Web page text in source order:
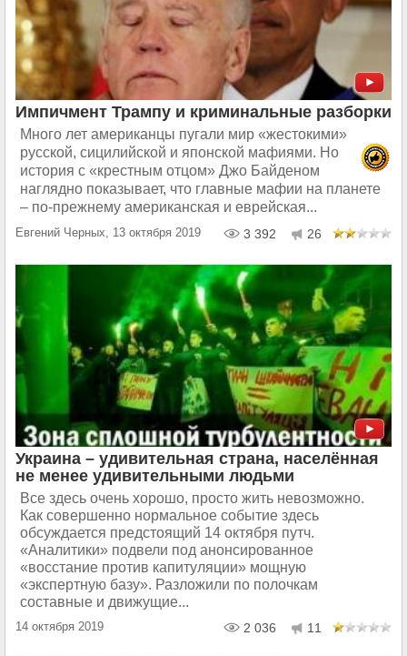
Импичмент Трампу и криминальные разборки
Много лет американцы пугали мир «жестокими»
русской, сицилийской и японской мафиями. Но
история с «крестным отцом» Джо Байденом
наглядно показывает, что главные мафии на планете
– по-прежнему американская и еврейская...
Евгений Черных, 13 октября 2019 3 392 26
Украина – удивительная страна, населённая
не менее удивительными людьми
Все здесь очень хорошо, просто жить невозможно.
Как совершенно нормальное событие здесь
обсуждается предстоящий 14 октября путч.
«Аналитики» подвели под анонсированное
«восстание против капитуляции» мощную
«экспертную базу». Разложили по полочкам
составные и движущие...
14 октября 2019 2 036 11